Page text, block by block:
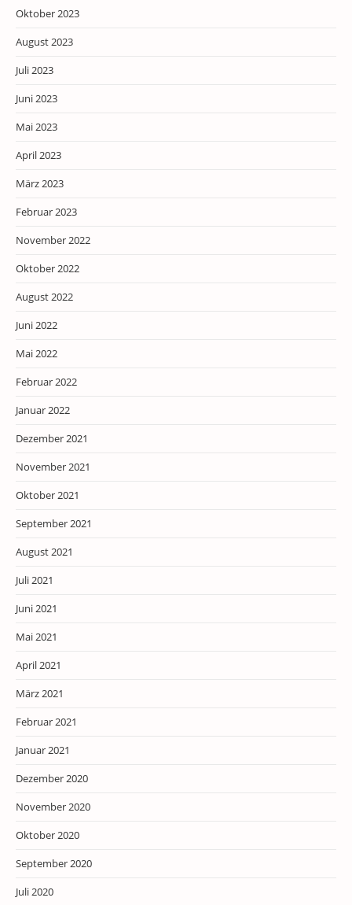
Oktober 2023
August 2023
Juli 2023
Juni 2023
Mai 2023
April 2023
März 2023
Februar 2023
November 2022
Oktober 2022
August 2022
Juni 2022
Mai 2022
Februar 2022
Januar 2022
Dezember 2021
November 2021
Oktober 2021
September 2021
August 2021
Juli 2021
Juni 2021
Mai 2021
April 2021
März 2021
Februar 2021
Januar 2021
Dezember 2020
November 2020
Oktober 2020
September 2020
Juli 2020